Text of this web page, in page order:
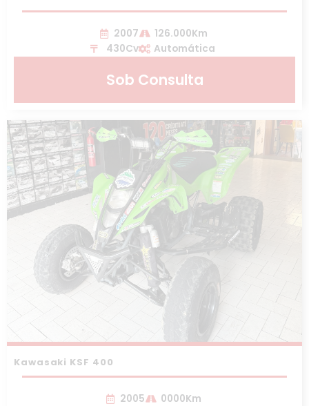
2007
126.000Km
430Cv
Automática
Sob Consulta
Kawasaki KSF 400
2005
0000Km